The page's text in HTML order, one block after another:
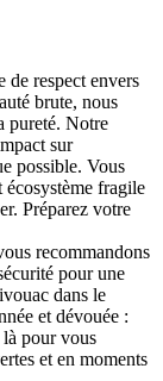
de respect envers
brute, nous
pureté. Notre
sur
possible. Vous
fragile
Préparez votre
recommandons
pour une
dans le
et dévouée :
là pour vous
et en moments